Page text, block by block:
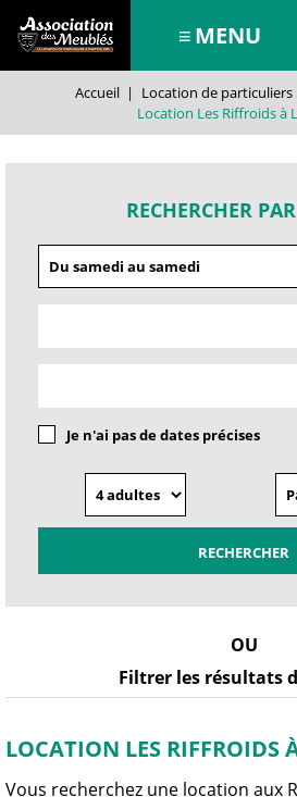
MENU
Accueil | Location de particuliers
Location Les Riffroids à
RECHERCHER
Je n'ai pas de dates précises
OU
Filtrer les résultats
LOCATION LES RIFFROIDS
Vous recherchez une location aux